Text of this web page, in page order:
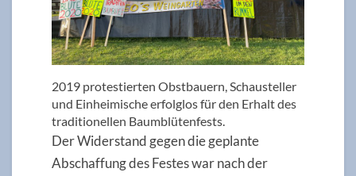
2019 protestierten Obstbauern, Schausteller
und Einheimische erfolglos für den Erhalt des
traditionellen Baumblütenfests.
Der Widerstand gegen die geplante
Abschaffung des Festes war nach der